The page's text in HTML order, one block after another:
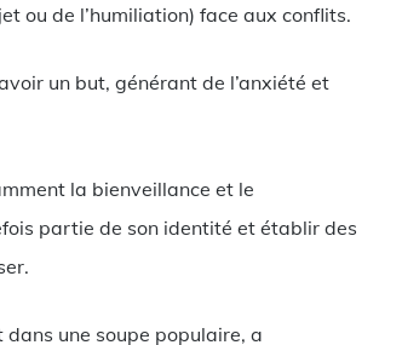
ou de l’humiliation) face aux conflits.
un but, générant de l’anxiété et
la bienveillance et le
partie de son identité et établir des
une soupe populaire, a